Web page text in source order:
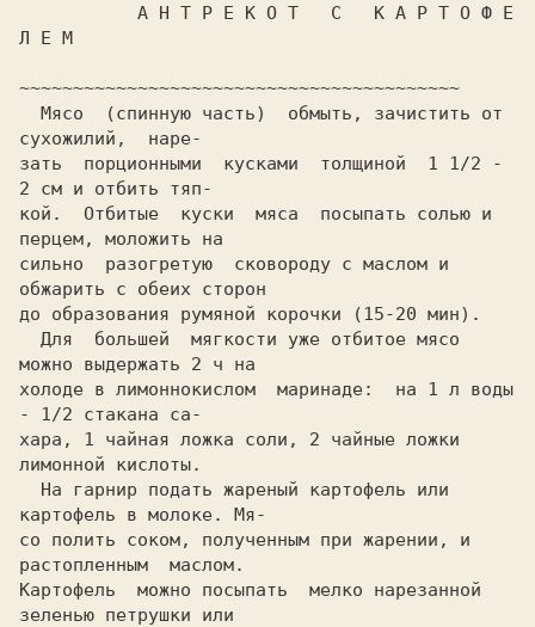
зать  порционными  кусками  толщиной  1 1/2 -
2 см и отбить тяп-
кой.  Отбитые  куски  мяса  посыпать солью и
перцем, моложить на
сильно  разогретую  сковороду с маслом и
обжарить с обеих сторон
до образования румяной корочки (15-20 мин).
можно выдержать 2 ч на
холоде в лимоннокислом  маринаде:  на 1 л воды
- 1/2 стакана са-
хара, 1 чайная ложка соли, 2 чайные ложки
лимонной кислоты.
картофель в молоке. Мя-
со полить соком, полученным при жарении, и
растопленным  маслом.
Картофель  можно посыпать  мелко нарезанной
зеленью петрушки или